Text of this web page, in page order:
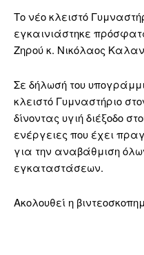
Το νέο κλειστό
εγκαινιάστηκε
Ζηρού κ. Νικόλαος
Σε δήλωσή του
κλειστό Γυμναστήριο
δίνοντας υγιή διέξοδο
ενέργειες που έχει
για την αναβάθμιση
εγκαταστάσεων.
Ακολουθεί η